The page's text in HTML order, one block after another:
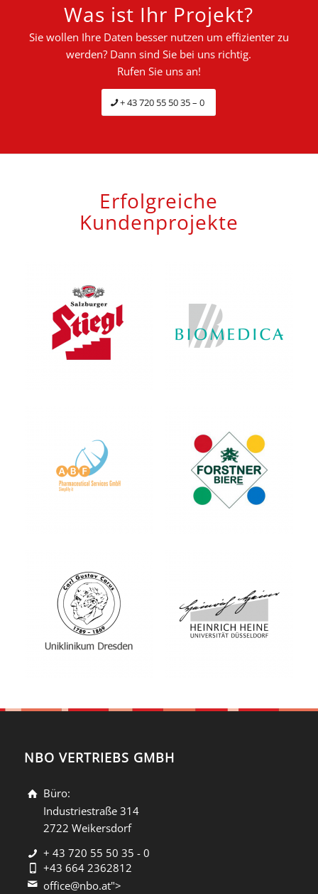
Was ist Ihr Projekt?
Sie wollen Ihre Daten besser nutzen um effizienter zu
werden? Dann sind Sie bei uns richtig.
Rufen Sie uns an!
+ 43 720 55 50 35 – 0
Erfolgreiche
Kundenprojekte
NBO VERTRIEBS GMBH
Büro:
Industriestraße 314
2722 Weikersdorf
+ 43 720 55 50 35 - 0
+43 664 2362812
office@nbo.at">